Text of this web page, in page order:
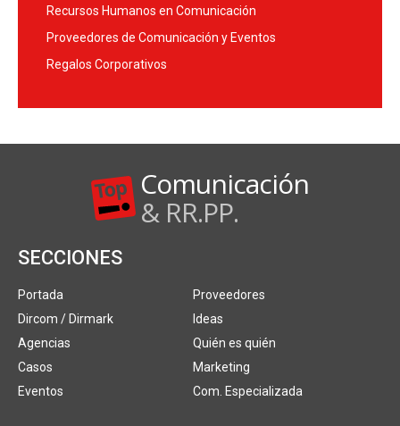
Recursos Humanos en Comunicación
Proveedores de Comunicación y Eventos
Regalos Corporativos
Comunicación
& RR.PP.
SECCIONES
Portada
Dircom / Dirmark
Agencias
Casos
Eventos
Proveedores
Ideas
Quién es quién
Marketing
Com. Especializada